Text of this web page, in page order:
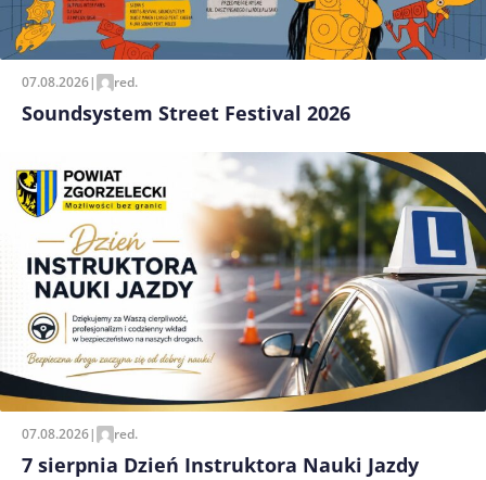
07.08.2026| red.
Soundsystem Street Festival 2026
07.08.2026| red.
7 sierpnia Dzień Instruktora Nauki Jazdy